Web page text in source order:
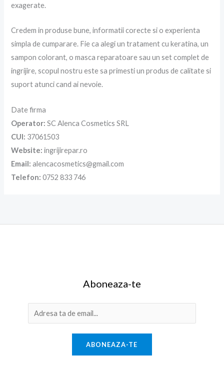
exagerate.
Credem in produse bune, informatii corecte si o experienta
simpla de cumparare. Fie ca alegi un tratament cu keratina, un
sampon colorant, o masca reparatoare sau un set complet de
ingrijire, scopul nostru este sa primesti un produs de calitate si
suport atunci cand ai nevoie.
Date firma
Operator: SC Alenca Cosmetics SRL
CUI: 37061503
Website: ingrijirepar.ro
Email: alencacosmetics@gmail.com
Telefon: 0752 833 746
Aboneaza-te
m
ABONEAZA-TE